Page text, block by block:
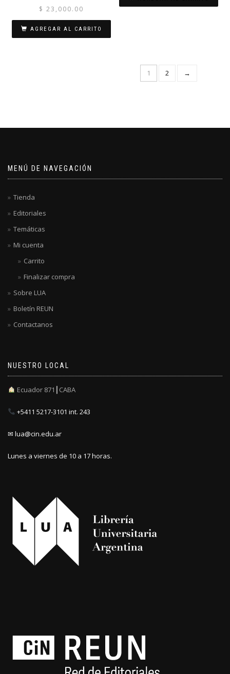
$ 23,000.00
AGREGAR AL CARRITO
1 2 →
MENÚ DE NAVEGACIÓN
Tienda
Editoriales
Temáticas
Mi cuenta
Carrito
Finalizar compra
Sobre LUA
Boletín REUN
Contactanos
NUESTRO LOCAL
Ecuador 871┃CABA
+5411 5217-3101 int. 243
✉ lua@cin.edu.ar
Lunes a viernes de 10 a 17 horas.